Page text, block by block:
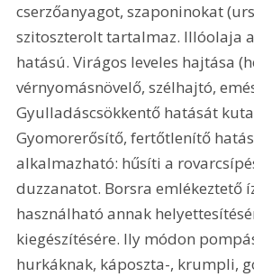
cserzőanyagot, szaponinokat
szitoszterolt tartalmaz. Illóolaja
hatású. Virágos leveles hajtása
vérnyomásnövelő, szélhajtó,
Gyulladáscsökkentő hatását
Gyomorerősítő, fertőtlenítő
alkalmazható: hűsíti a
duzzanatot. Borsra emlékeztető
használható annak
kiegészítésére. Ily módon
hurkáknak, káposzta-, krumpli,